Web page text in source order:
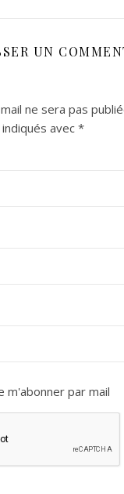
UN
ne sera pas
avec *
m'abonner par mail